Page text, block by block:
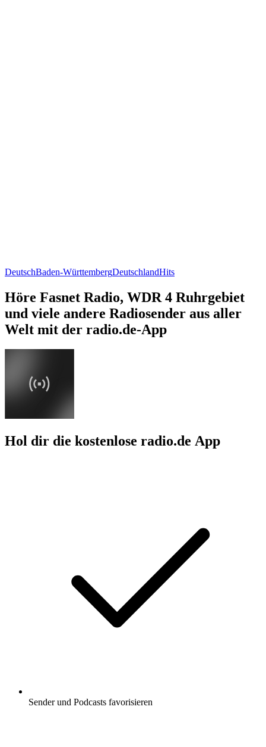
DeutschBaden-WürttembergDeutschlandHits
Höre Fasnet Radio, WDR 4 Ruhrgebiet
und viele andere Radiosender aus aller
Welt mit der radio.de-App
Hol dir die kostenlose radio.de App
Sender und Podcasts favorisieren